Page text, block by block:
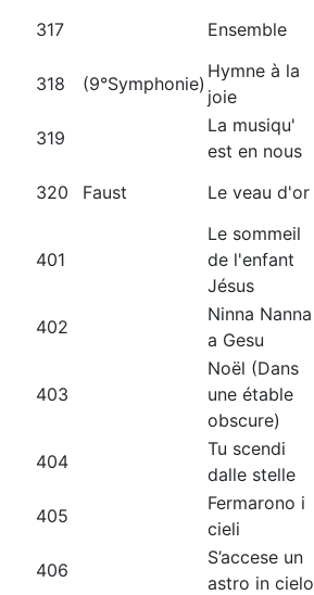
317
Ensemble
318
(9°Symphonie)
Hymne à la
joie
319
La musiqu'
est en nous
320
Faust Le veau d'or
401
Le sommeil
de l'enfant
Jésus
402
Ninna Nanna
a Gesu
403
Noël (Dans
une étable
obscure)
404
Tu scendi
dalle stelle
405
Fermarono i
cieli
406
S’accese un
astro in cielo